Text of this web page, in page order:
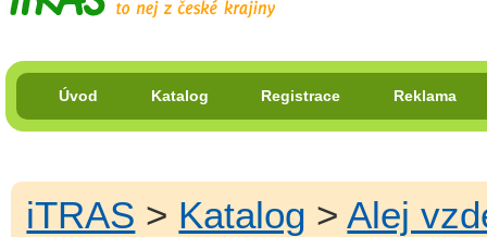
Úvod Katalog Registrace Reklama
iTRAS > Katalog > Alej